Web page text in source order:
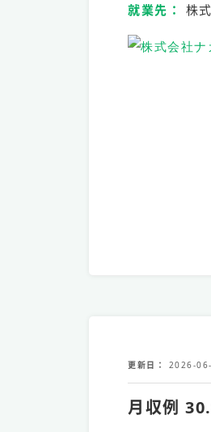
就業先 株
更新日 2026-
月収例